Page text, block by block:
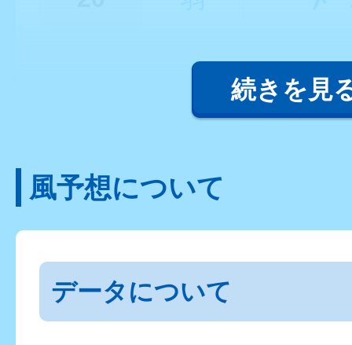
続きを見
風予想について
データについて